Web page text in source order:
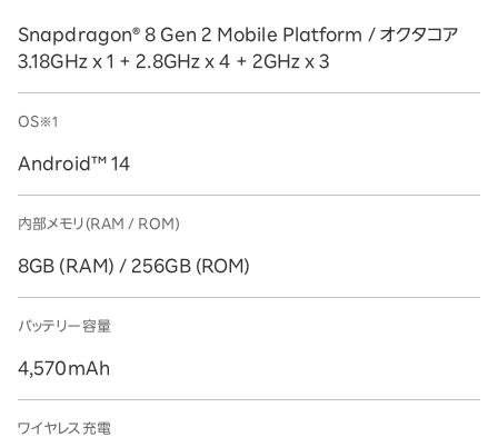
Snapdragon® 8 Gen 2 Mobile Platform / オクタコア
3.18GHz x 1 + 2.8GHz x 4 + 2GHz x 3
OS※1
Android™ 14
内部メモリ(RAM / ROM)
8GB (RAM) / 256GB (ROM)
バッテリー容量
4,570mAh
ワイヤレス充電